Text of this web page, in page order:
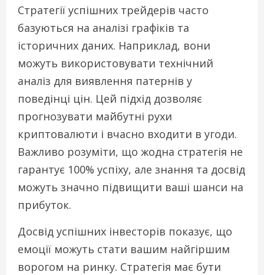
Стратегії успішних трейдерів часто
базуються на аналізі графіків та
історичних даних. Наприклад, вони
можуть використовувати технічний
аналіз для виявлення патернів у
поведінці цін. Цей підхід дозволяє
прогнозувати майбутні рухи
криптовалюти і вчасно входити в угоди.
Важливо розуміти, що жодна стратегія не
гарантує 100% успіху, але знання та досвід
можуть значно підвищити ваші шанси на
прибуток.
Досвід успішних інвесторів показує, що
емоції можуть стати вашим найгіршим
ворогом на ринку. Стратегія має бути